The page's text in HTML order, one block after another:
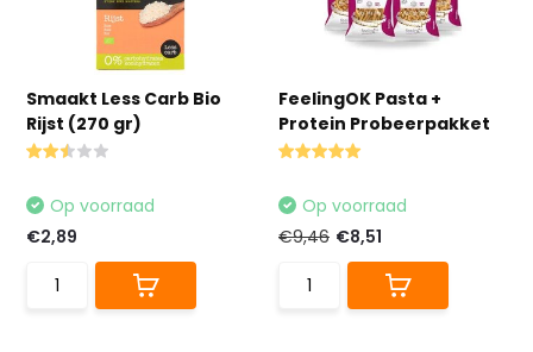
Smaakt Less Carb Bio
Rijst (270 gr)
Op voorraad
€2,89
FeelingOK Pasta +
Protein Probeerpakket
Op voorraad
€9,46 €8,51